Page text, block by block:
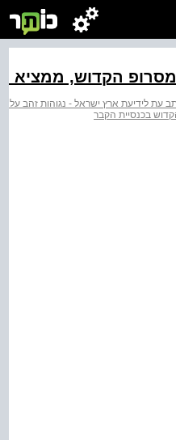
מסרופ הקדוש, ממציא
עת לידיעת ארץ ישראל - נגוהות זהב על
בכנסיית הקבר